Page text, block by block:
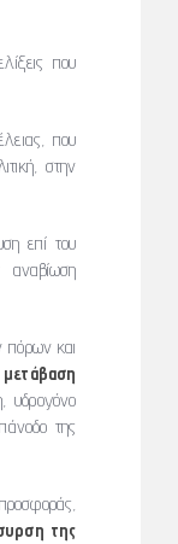
που
που
στην
επί του
αναβίωση
πόρων και
υδρογόνο
της
της